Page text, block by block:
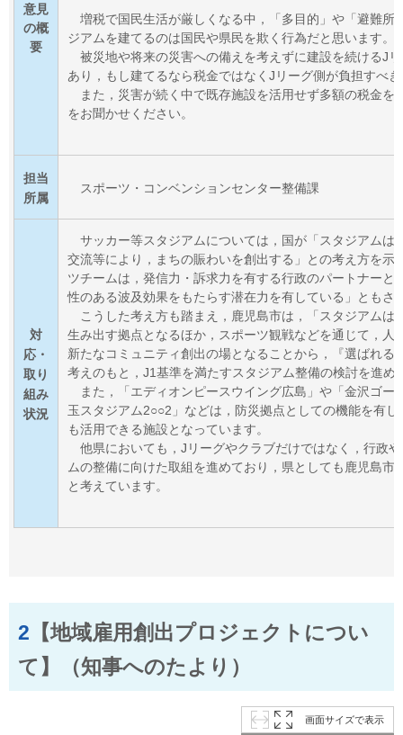
意見
の概
要
増税で国民生活が厳しくなる中，「多目的」や「避難所
ジアムを建てるのは国民や県民を欺 く行為だと思います。
被災地や将来の災害への備えを考えずに建設を続けるJ
あり，もし建てるなら税金ではな くJリーグ側が負担すべ
また，災害が続く中で既存施設を活用せず多額の税金を
をお聞かせください。
担当
所属
スポーツ・コンベンションセンター整備課
対
応・
取り
組み
状況
サッカー等スタジアムについては，国が「スタジアムは
交流等により，まちの賑わいを創 出する」との考え方を示
ツチームは，発信力・訴求力を有する行政のパートナーと
性のある波及効果をもたらす潜在力を有している」ともさ
こうした考え方も踏まえ，鹿児島市は，「スタジアムは
生み出す拠点となるほか，スポーツ観戦などを通じて，人
新たなコミュニティ創出の場となることから，『選ばれる
考えのもと，J1基準を満たすスタジアム整備の検討を進め
また，「エディオンピースウイング広島」や「金沢ゴー
玉スタジアム2○○2」などは，防災拠点としての機能を有
も活用できる施設となっています。
他県においても，Jリーグやクラブだけではなく，行政
ムの整備に向けた取組を進めており，県としても鹿児島市
と考えています。
2 【地域雇用創出プロジェクトについ
て】（知事へのたより）
画面サイズで表示